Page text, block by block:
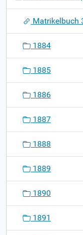
o
Matrikelbuch
1884
1885
1886
1887
1888
1889
1890
1891